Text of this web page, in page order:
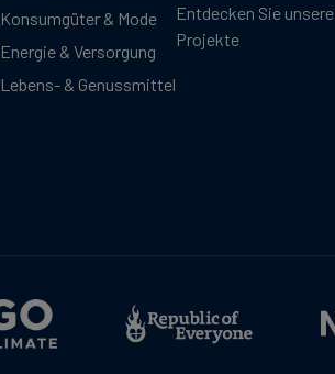
Konsumgüter & Mode
Energie & Versorgung
Lebens- & Genussmittel
Entdecken Sie unsere
Projekte